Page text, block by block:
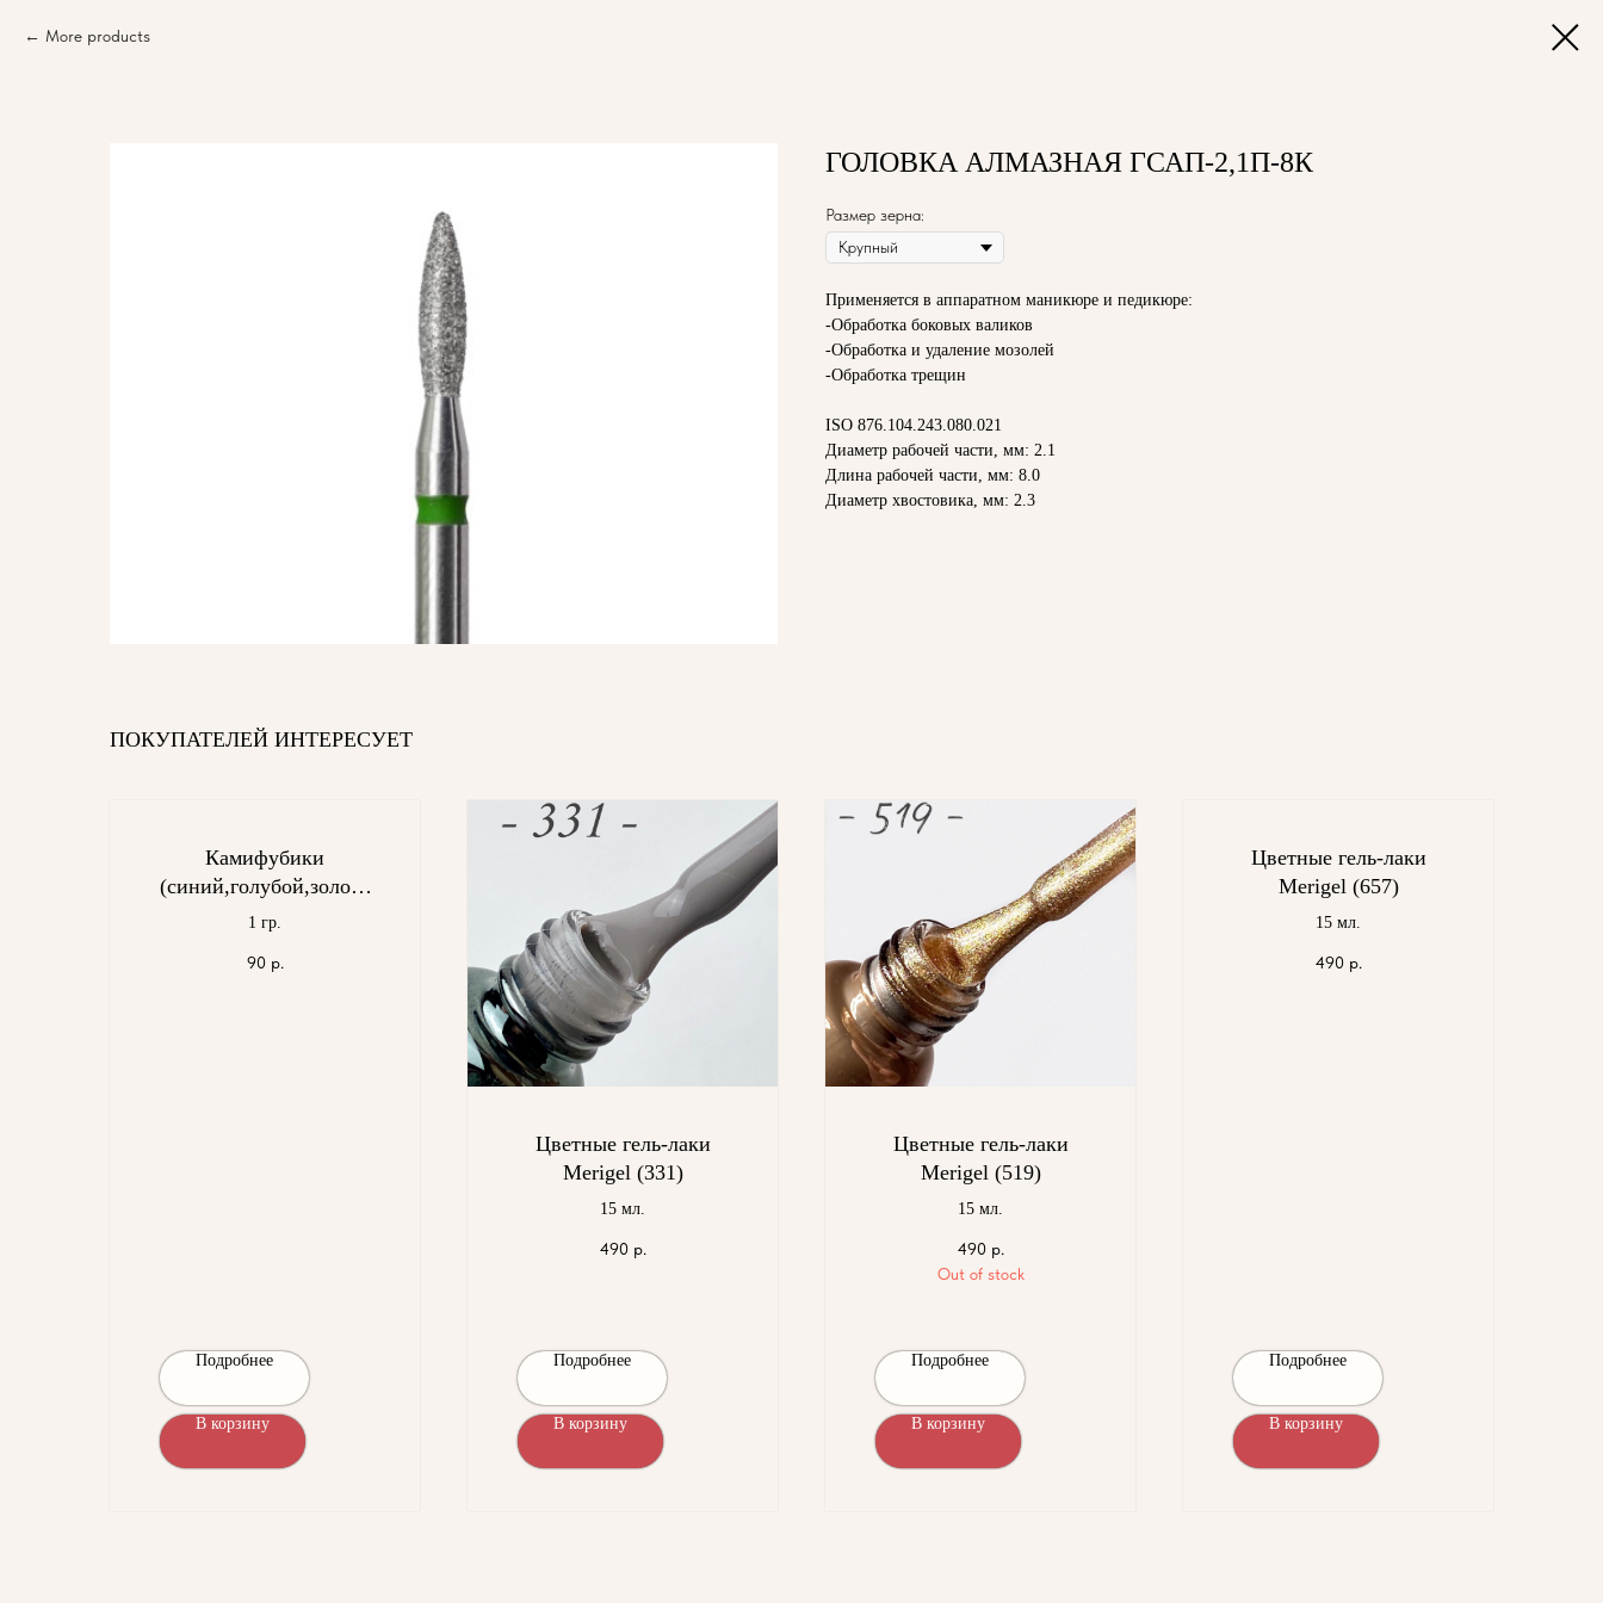
More products
ГОЛОВКА АЛМАЗНАЯ ГСАП-2,1П-8К
Размер зерна:
Применяется в аппаратном маникюре и педикюре:
-Обработка боковых валиков
-Обработка и удаление мозолей
-Обработка трещин
ISO 876.104.243.080.021
Диаметр рабочей части, мм: 2.1
Длина рабочей части, мм: 8.0
Диаметр хвостовика, мм: 2.3
ПОКУПАТЕЛЕЙ ИНТЕРЕСУЕТ
Камифубики
(синий,голубой,золото
й) S3-S12 MIX
1 гр.
90 р.
Подробнее
В корзину
Цветные гель-лаки
Merigel (331)
15 мл.
490 р.
Подробнее
В корзину
Цветные гель-лаки
Merigel (519)
15 мл.
490 р.
Out of stock
Подробнее
В корзину
Цветные гель-лаки
Merigel (657)
15 мл.
490 р.
Подробнее
В корзину